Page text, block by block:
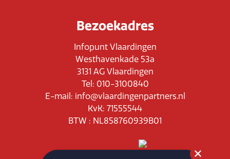
Bezoekadres
Infopunt Vlaardingen
Westhavenkade 53a
3131 AG Vlaardingen
Tel: 010-3100840
E-mail: info@vlaardingenpartners.nl
KvK: 71555544
BTW : NL858760939B01